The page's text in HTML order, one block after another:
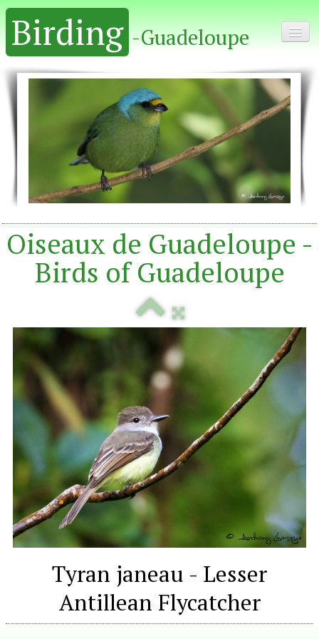
Birding -Guadeloupe
Home - Accueil
Album
Oiseaux de Guadeloupe -
Birds of Guadeloupe
Tyran janeau - Lesser
Antillean Flycatcher